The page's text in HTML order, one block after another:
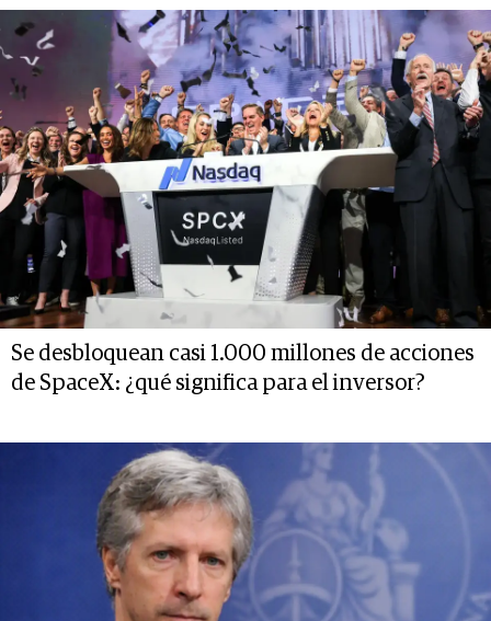
Se desbloquean casi 1.000 millones de acciones
de SpaceX: ¿qué significa para el inversor?